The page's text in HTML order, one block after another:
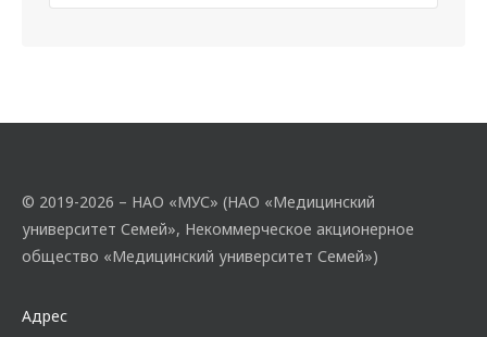
© 2019-2026 – НАО «МУС» (НАО «Медицинский
университет Семей», Некоммерческое акционерное
общество «Медицинский университет Семей»)
Адрес